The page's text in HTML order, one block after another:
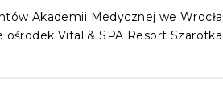
Akademii Medycznej we
Vital & SPA Resort